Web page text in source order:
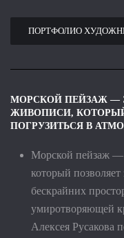
ПОРТФОЛИО
МОРСКОЙ ПЕЙЗАЖ —
ЖИВОПИСИ,
ПОГРУЗИТЬСЯ В
Морской пейзаж —
который
бескрайних
умиротворяющей
Алексея Русакова